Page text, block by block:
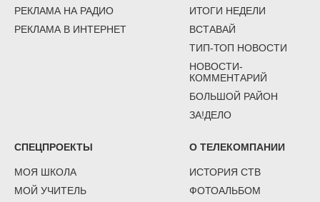
РЕКЛАМА НА РАДИО
РЕКЛАМА В ИНТЕРНЕТ
ИТОГИ НЕДЕЛИ
ВСТАВАЙ
ТИП-ТОП НОВОСТИ
НОВОСТИ-
КОММЕНТАРИЙ
БОЛЬШОЙ РАЙОН
ЗА!ДЕЛО
СПЕЦПРОЕКТЫ
МОЯ ШКОЛА
МОЙ УЧИТЕЛЬ
О ТЕЛЕКОМПАНИИ
ИСТОРИЯ СТВ
ФОТОАЛЬБОМ